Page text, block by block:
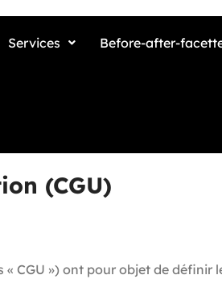
Services Before-after-
(CGU)
CGU ») ont pour objet de